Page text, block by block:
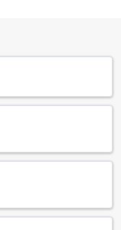
ที่ยวที่เหมาะสำหรับ
าะสำหรับการออก
Hostel เชียงใหม่ คุณ
ในพื้นที่ ร้าน
ยและถูกใจคนไทย
อที่ที่ต้องไป เพราะ
าน Tiger Den
ณ ส่วนคนที่ชอบรสชา
ม่ทำให้คุณผิดหวัง และ
Loei คือตัว